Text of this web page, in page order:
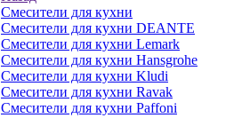
Смесители для кухни
Смесители для кухни DEANTE
Смесители для кухни Lemark
Смесители для кухни Hansgrohe
Смесители для кухни Kludi
Смесители для кухни Ravak
Смесители для кухни Paffoni